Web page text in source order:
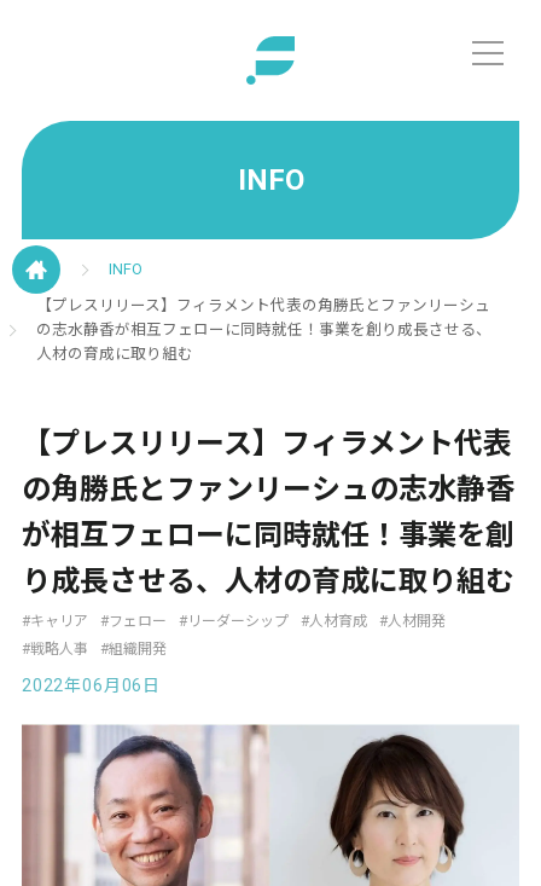
INFO
INFO
【プレスリリース】フィラメント代表の角勝氏とファンリーシュ
の志水静香が相互フェローに同時就任！事業を創り成長させる、
人材の育成に取り組む
【プレスリリース】フィラメント代表
の角勝氏とファンリーシュの志水静香
が相互フェローに同時就任！事業を創
り成長させる、人材の育成に取り組む
#キャリア #フェロー #リーダーシップ #人材育成
#人材開発
#戦略人事
#組織開発
2022年06月06日